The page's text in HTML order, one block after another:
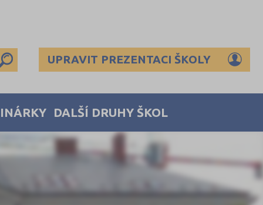
UPRAVIT PREZENTACI ŠKOLY
DALŠÍ DRUHY ŠKOL